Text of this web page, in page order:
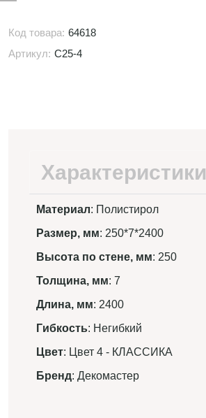
Код товара: 64618
Артикул: C25-4
Характеристики
Материал: Полистирол
Размер, мм: 250*7*2400
Высота по стене, мм: 250
Толщина, мм: 7
Длина, мм: 2400
Гибкость: Негибкий
Цвет: Цвет 4 - КЛАССИКА
Бренд: Декомастер